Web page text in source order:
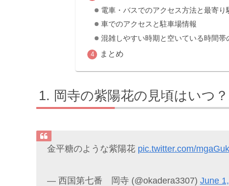
電車・バスでのアクセス方法と最寄り
車でのアクセスと駐車場情報
混雑しやすい時期と空いている時間帯
まとめ
岡寺の紫陽花の見頃はいつ
金平糖のような紫陽花 pic.twitter.com/
— 西国第七番 岡寺 (@okadera3307) June